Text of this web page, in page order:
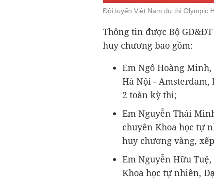
Đội tuyển Việt Nam dự thi Olympic
Thông tin được Bộ
huy chương bao gồm:
Em Ngô Hoàng
Hà Nội - Amsterdam,
2 toàn kỳ thi;
Em Nguyễn Thái
chuyên Khoa học tự
huy chương vàng,
Em Nguyễn Hữu
Khoa học tự nhiên,